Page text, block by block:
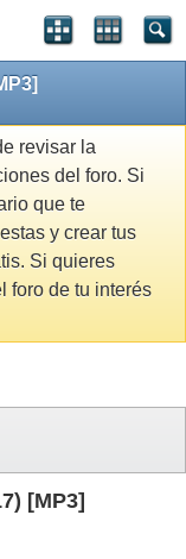
revisar la
del foro. Si
que te
y crear tus
Si quieres
foro de tu interés
[MP3]